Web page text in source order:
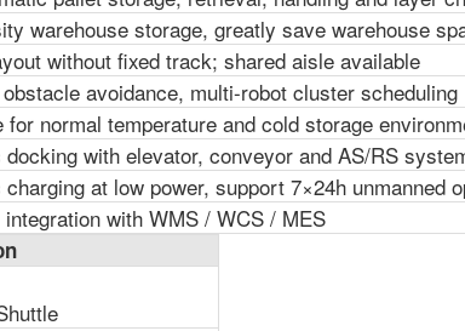
warehouse storage, greatly save warehouse
without fixed track; shared aisle available
avoidance, multi-robot cluster scheduling
for normal temperature and cold storage
with elevator, conveyor and AS/RS
at low power, support 7×24h unmanned
with WMS / WCS / MES